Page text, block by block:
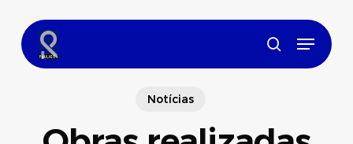
main
content
search
Menu
Notícias